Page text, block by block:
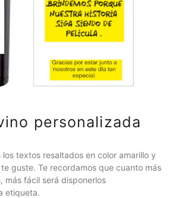
personalizada
textos resaltados en color amarillo y
guste. Te recordamos que cuanto más
más fácil será disponerlos
etiqueta.